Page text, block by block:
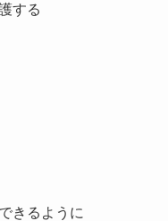
する
きるように